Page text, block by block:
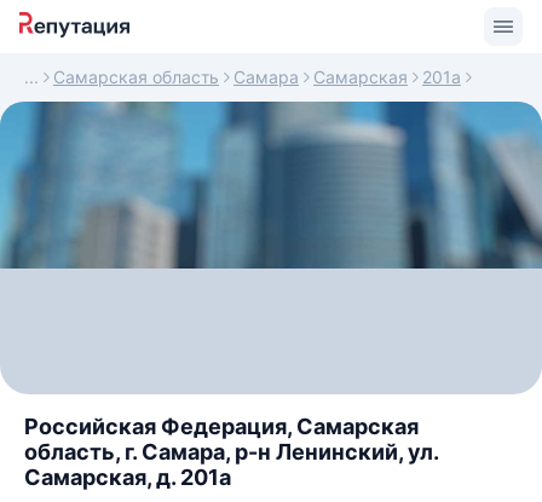
Самарская область Самара Самарская 201а
Российская Федерация, Самарская
область, г. Самара, р-н Ленинский, ул.
Самарская, д. 201а